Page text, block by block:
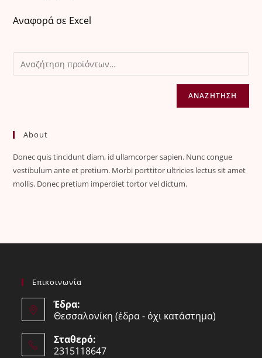
Αναφορά σε Excel
ΑΝΑΖΉΤΗΣΗ
About
Donec quis tincidunt diam, id ullamcorper sapien. Nunc congue
vestibulum ante et pretium. Morbi porttitor ultricies lectus sit amet
mollis. Donec pretium imperdiet tortor vel dictum.
Επικοινωνία
Έδρα:
Θεσσαλονίκη (έδρα - όχι κατάστημα)
Σταθερό:
2315118647